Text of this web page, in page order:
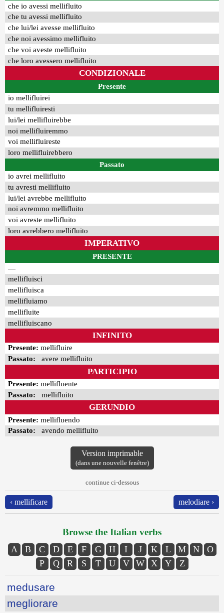
che io avessi mellifluito
che tu avessi mellifluito
che lui/lei avesse mellifluito
che noi avessimo mellifluito
che voi aveste mellifluito
che loro avessero mellifluito
CONDIZIONALE
Presente
io mellifluirei
tu mellifluiresti
lui/lei mellifluirebbe
noi mellifluiremmo
voi mellifluireste
loro mellifluirebbero
Passato
io avrei mellifluito
tu avresti mellifluito
lui/lei avrebbe mellifluito
noi avremmo mellifluito
voi avreste mellifluito
loro avrebbero mellifluito
IMPERATIVO
PRESENTE
—
mellifluisci
mellifluisca
mellifluiamo
mellifluite
mellifluiscano
INFINITO
Presente: mellifluire
Passato: avere mellifluito
PARTICIPIO
Presente: mellifluente
Passato: mellifluito
GERUNDIO
Presente: mellifluendo
Passato: avendo mellifluito
Version imprimable
(dans une nouvelle fenêtre)
continue ci-dessous
‹ mellificare melodiare ›
Browse the Italian verbs
A B C D E F G H I J K L M N
O
P
Q R S T U V W X Y Z
medusare
megliorare